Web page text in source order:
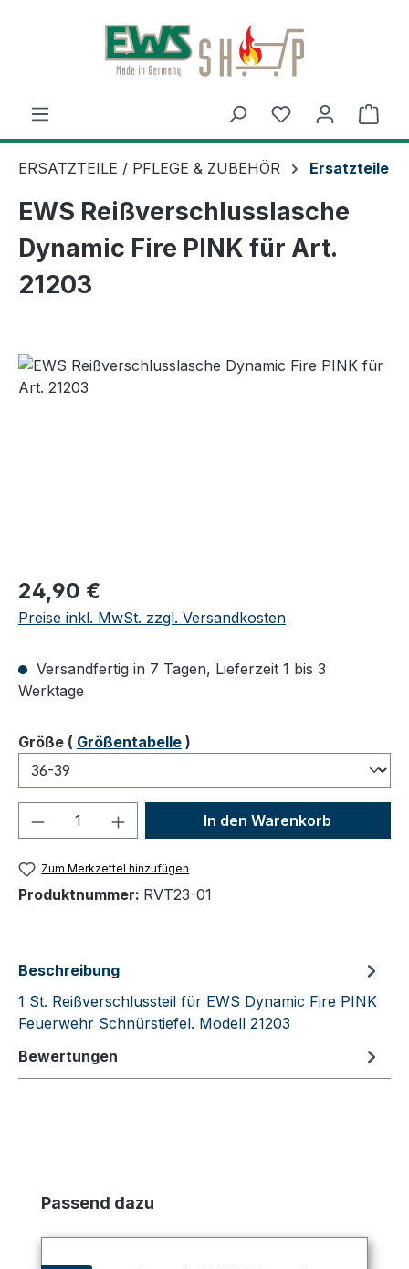
Zum Hauptinhalt springen
ERSATZTEILE / PFLEGE & ZUBEHÖR Ersatzteile
EWS Reißverschlusslasche
Dynamic Fire PINK für Art.
21203
Regulärer Preis:
24,90 €
Preise inkl. MwSt. zzgl. Versandkosten
Versandfertig in 7 Tagen, Lieferzeit 1 bis 3
Werktage
Größeauswählen
( Größentabelle )
Produkt Anzahl: Gib denIn den Warenkorb
Zum Merkzettel hinzufügen
Produktnummer: RVT23-01
Beschreibung
1 St. Reißverschlussteil für EWS Dynamic Fire PINK
Feuerwehr Schnürstiefel. Modell 21203
Bewertungen
Produktgalerie überspringen
Passend dazu